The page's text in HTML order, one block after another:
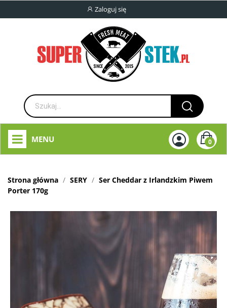
Zaloguj się
0
MENU
Strona główna SERY
Ser Cheddar z Irlandzkim Piwem
Porter 170g